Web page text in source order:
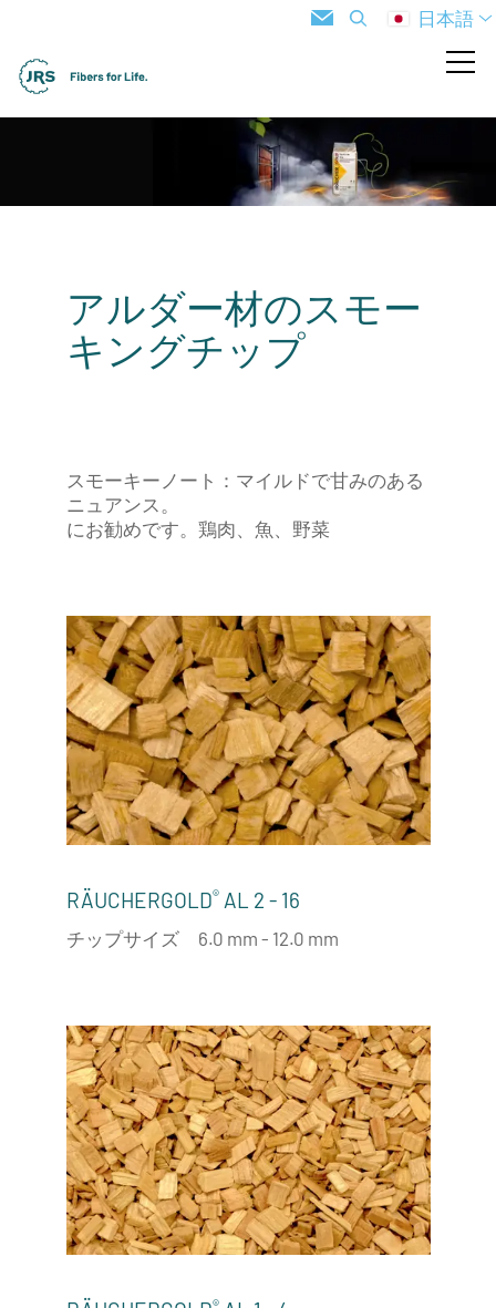
日本語
アルダー材のスモー
キングチップ
スモーキーノート：マイルドで甘みのある
ニュアンス。
にお勧めです。鶏肉、魚、野菜
RÄUCHERGOLD®AL 2 - 16
チップサイズ 6.0 mm - 12.0 mm
®